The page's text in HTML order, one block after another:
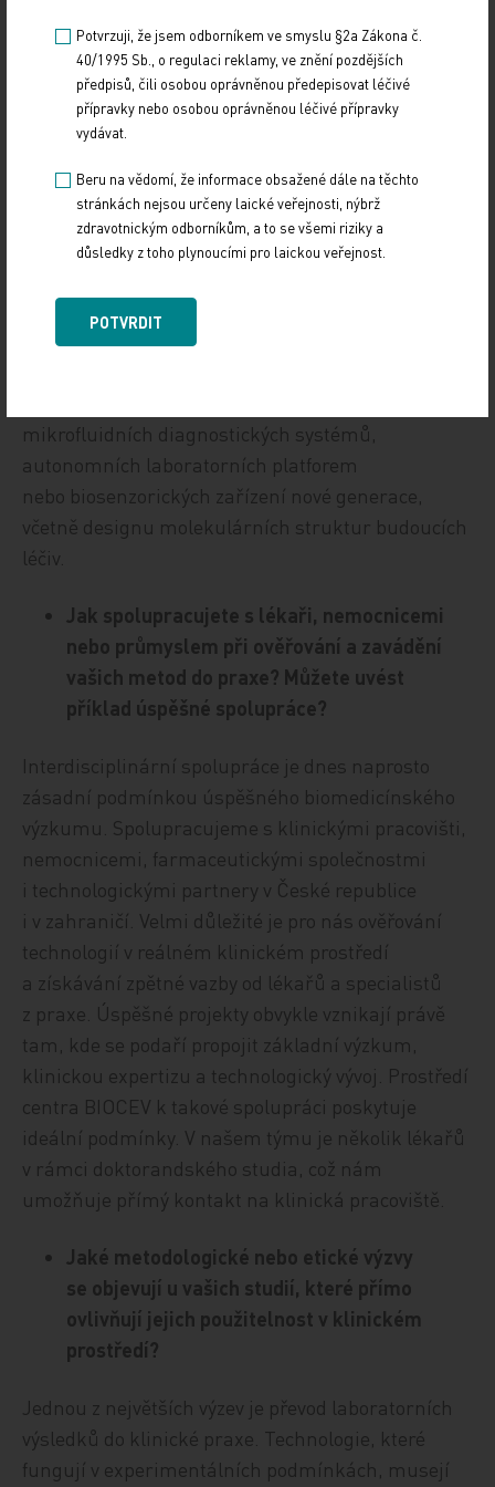
velmi úzce spojena s konvergencí několika
technologických oblastí, zejména umělé
inteligence, genomiky, pokročilého zobrazování,
robotiky a nanotechnologií. AI dnes zásadně mění
i diagnostiky. Genomické a single‑cell technologie
umožňují stále přesnější personalizaci léčby
a detailní pochopení biologických procesů
zobrazovací technologie zase přinášejí nové
možnosti studia buněčných a molekulárních
mikrofluidních diagnostických systémů,
autonomních laboratorních platforem
nebo biosenzorických zařízení nové generace,
včetně designu molekulárních struktur budoucích
léčiv.
Jak spolupracujete s lékaři, nemocnicemi
nebo průmyslem při ověřování a zavádění
vašich metod do praxe? Můžete uvést
příklad úspěšné spolupráce?
Interdisciplinární spolupráce je dnes naprosto
zásadní podmínkou úspěšného biomedicínského
výzkumu. Spolupracujeme s klinickými pracovišti,
nemocnicemi, farmaceutickými společnostmi
i technologickými partnery v České republice
i v zahraničí. Velmi důležité je pro nás ověřování
technologií v reálném klinickém prostředí
a získávání zpětné vazby od lékařů a specialistů
z praxe. Úspěšné projekty obvykle vznikají právě
tam, kde se podaří propojit základní výzkum,
klinickou expertizu a technologický vývoj. Prostředí
centra BIOCEV k takové spolupráci poskytuje
ideální podmínky. V našem týmu je několik lékařů
v rámci doktorandského studia, což nám
umožňuje přímý kontakt na klinická pracoviště.
Jaké metodologické nebo etické výzvy
se objevují u vašich studií, které přímo
ovlivňují jejich použitelnost v klinickém
prostředí?
Jednou z největších výzev je převod laboratorních
výsledků do klinické praxe. Technologie, které
fungují v experimentálních podmínkách, musejí
Potvrzuji, že jsem odborníkem ve smyslu §2a Zákona č.
40/1995 Sb., o regulaci reklamy, ve znění pozdějších
předpisů, čili osobou oprávněnou předepisovat léčivé
přípravky nebo osobou oprávněnou léčivé přípravky
vydávat.
Beru na vědomí, že informace obsažené dále na těchto
stránkách nejsou určeny laické veřejnosti, nýbrž
zdravotnickým odborníkům, a to se všemi riziky a
důsledky z toho plynoucími pro laickou veřejnost.
POTVRDIT